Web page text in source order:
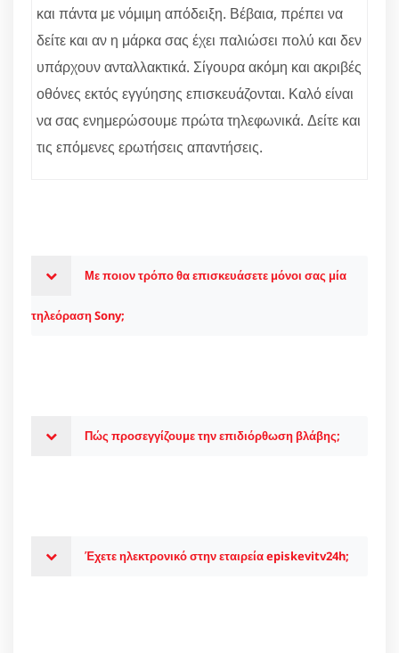
και πάντα με νόμιμη απόδειξη. Βέβαια, πρέπει να
δείτε και αν η μάρκα σας έχει παλιώσει πολύ και δεν
υπάρχουν ανταλλακτικά. Σίγουρα ακόμη και ακριβές
οθόνες εκτός εγγύησης επισκευάζονται. Καλό είναι
να σας ενημερώσουμε πρώτα τηλεφωνικά. Δείτε και
τις επόμενες ερωτήσεις απαντήσεις.
Με ποιον τρόπο θα επισκευάσετε μόνοι σας μία
τηλεόραση Sony;
Πώς προσεγγίζουμε την επιδιόρθωση βλάβης;
Έχετε ηλεκτρονικό στην εταιρεία episkevitv24h;